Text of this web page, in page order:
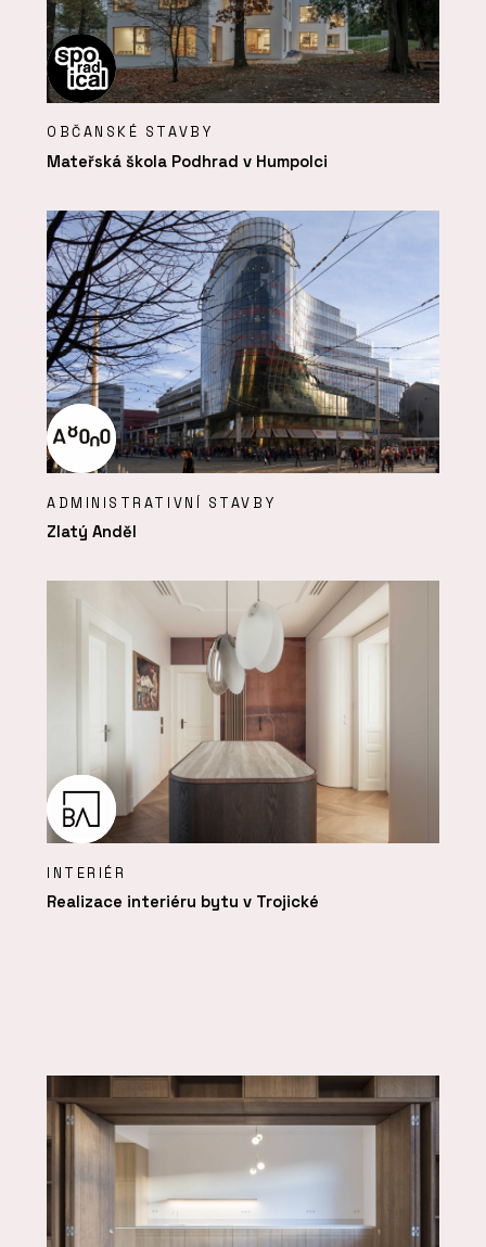
OBČANSKÉ STAVBY
Mateřská škola Podhrad v Humpolci
ADMINISTRATIVNÍ STAVBY
Zlatý Anděl
INTERIÉR
Realizace interiéru bytu v Trojické